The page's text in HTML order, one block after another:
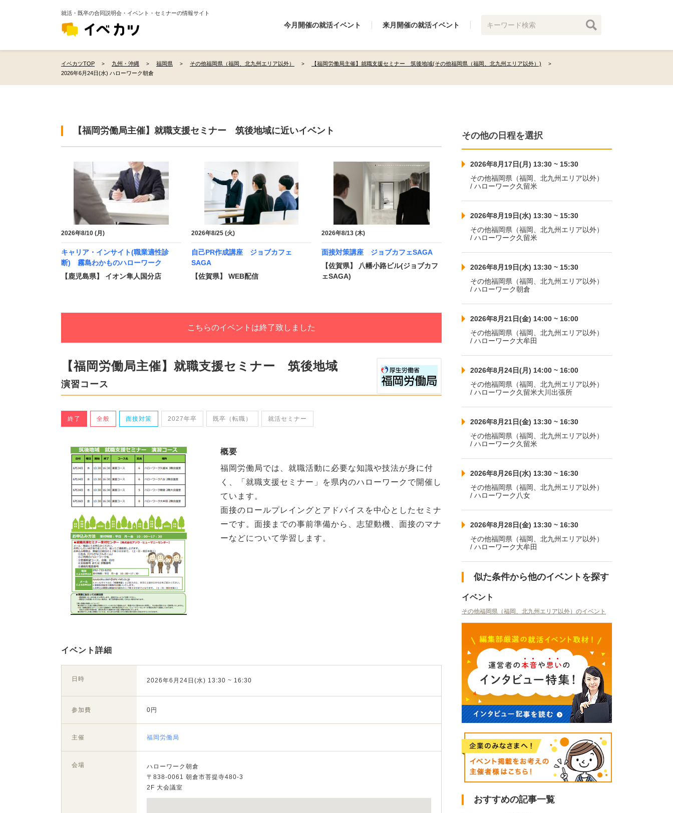
就活・既卒の合同説明会・イベント・セミナーの情報サイト
今月開催の就活イベント 来月開催の就活イベント
イベカツTOP 九州・沖縄 福岡県 その他福岡県（福岡、北九州エリア以外）
【福岡労働局主催】就職支援セミナー 筑後地域(その他福岡県（福岡、北九州エリア以外）)
2026年6月24日(水) ハローワーク朝倉
【福岡労働局主催】就職支援セミナー 筑後地域に近いイベント
2026年8/10 (月)
キャリア・インサイト(職業適性診
断) 霧島わかものハローワーク
【鹿児島県】 イオン隼人国分店
2026年8/25 (火)
自己PR作成講座 ジョブカフェ
SAGA
【佐賀県】 WEB配信
2026年8/13 (木)
面接対策講座 ジョブカフェSAGA
【佐賀県】 八幡小路ビル(ジョブカフ
ェSAGA)
こちらのイベントは終了致しました
【福岡労働局主催】就職支援セミナー 筑後地域
演習コース
終了 全般 面接対策 2027年卒 既卒（転職） 就活セミナー
概要
福岡労働局では、就職活動に必要な知識や技法が身に付
く、「就職支援セミナー」を県内のハローワークで開催し
ています。
面接のロールプレイングとアドバイスを中心としたセミナ
ーです。面接までの事前準備から、志望動機、面接のマナ
ーなどについて学習します。
イベント詳細
日時 2026年6月24日(水) 13:30 ~ 16:30
参加費 0円
主催 福岡労働局
会場
ハローワーク朝倉
〒838-0061 朝倉市菩提寺480-3
2F 大会議室
その他の日程を選択
2026年8月17日(月) 13:30 ~ 15:30
その他福岡県（福岡、北九州エリア以外）
/ ハローワーク久留米
2026年8月19日(水) 13:30 ~ 15:30
その他福岡県（福岡、北九州エリア以外）
/ ハローワーク久留米
2026年8月19日(水) 13:30 ~ 15:30
その他福岡県（福岡、北九州エリア以外）
/ ハローワーク朝倉
2026年8月21日(金) 14:00 ~ 16:00
その他福岡県（福岡、北九州エリア以外）
/ ハローワーク大牟田
2026年8月24日(月) 14:00 ~ 16:00
その他福岡県（福岡、北九州エリア以外）
/ ハローワーク久留米大川出張所
2026年8月21日(金) 13:30 ~ 16:30
その他福岡県（福岡、北九州エリア以外）
/ ハローワーク久留米
2026年8月26日(水) 13:30 ~ 16:30
その他福岡県（福岡、北九州エリア以外）
/ ハローワーク八女
2026年8月28日(金) 13:30 ~ 16:30
その他福岡県（福岡、北九州エリア以外）
/ ハローワーク大牟田
似た条件から他のイベントを探す
イベント
その他福岡県（福岡、北九州エリア以外）のイベント
おすすめの記事一覧